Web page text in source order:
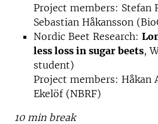
Project members: Stefan
Sebastian Håkansson
Nordic Beet Research:
less loss in sugar beets,
student)
Project members: Håkan
Ekelöf (NBRF)
10 min break